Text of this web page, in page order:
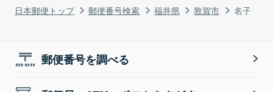
日本郵便トップ 郵便番号検索 福井県 敦賀市 名子
郵便番号を調べる